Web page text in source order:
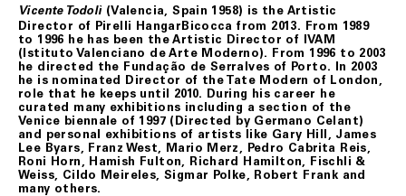
credito utilizzata per l’acquisto.
Fondazione Merz, in tal caso, provvederà al rimborso del
pagamento effettuato mediante storno dell’importo
addebitato sulla carta di credito indicata dal Cliente.
Fondazione Merz, se informato di casi di forza maggiore,
evento non prevedibile, indisponibilità dei mezzi di
trasporto, ove tali casi possano provocare ritardo,
ovvero rendere la consegna del/i prodotto/i acquistati
difficile o impossibile, e/o fossero causa di significativo
aumento del costo a suo carico, si riserverà di risolvere
il contratto. In tali ipotesi, Fondazione Merz
comunicherà le proprie determinazioni all’indirizzo di
Vicente Todolì(Valencia, Spain 1958) is the Artistic
Director of Pirelli HangarBicocca from 2013. From 1989
to 1996 he has been the Artistic Director of IVAM
(Istituto Valenciano de Arte Moderno). From 1996 to 2003
he directed the Fundação de Serralves of Porto. In 2003
he is nominated Director of the Tate Modern of London,
role that he keeps until 2010. During his career he
curated many exhibitions including a section of the
Venice biennale of 1997 (Directed by Germano Celant)
and personal exhibitions of artists like Gary Hill, James
Lee Byars, Franz West, Mario Merz, Pedro Cabrita Reis,
Roni Horn, Hamish Fulton, Richard Hamilton, Fischli &
Weiss, Cildo Meireles, Sigmar Polke, Robert Frank and
many others.